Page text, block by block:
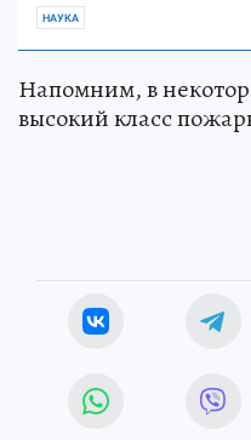
НАУКА
Напомним, в
высокий класс